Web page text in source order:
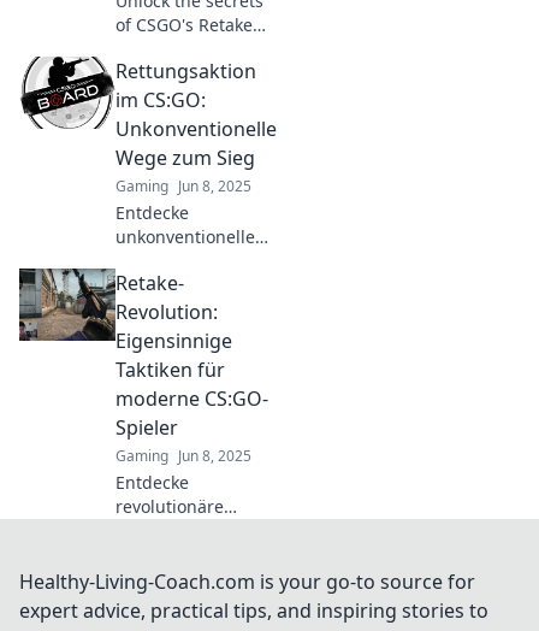
of CSGO's Retake
game-changing
strategies and tips
to dominate the
match and turn the
tables in your favor!
Rettungsaktion
im CS:GO:
Unkonventionelle
Wege zum Sieg
Gaming Jun 8, 2025
Entdecke
unkonventionelle
Sieg in CS:GO! Lass
dich von kreativen
Rettungsaktionen
inspirieren und
hebe dein Spiel auf
die nächste Stufe!
Retake-
Revolution:
Eigensinnige
Taktiken für
moderne CS:GO-
Spieler
Gaming Jun 8, 2025
Entdecke
revolutionäre
Spiel mit
einzigartigen
Healthy-Living-Coach.com is your go-to source for
expert advice, practical tips, and inspiring stories to